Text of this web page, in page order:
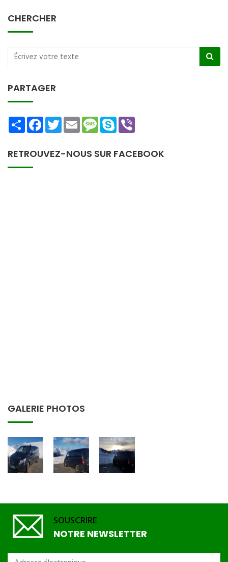
CHERCHER
PARTAGER
ShareFacebookTwitterEmailMessage
Skype
RETROUVEZ-NOUS SUR FACEBOOK
GALERIE PHOTOS
SOUSCRIRE
NOTRE NEWSLETTER